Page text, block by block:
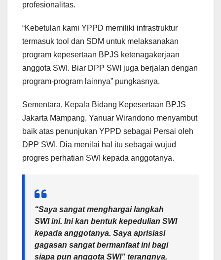
profesionalitas.
“Kebetulan kami YPPD memiliki infrastruktur
termasuk tool dan SDM untuk melaksanakan
program kepesertaan BPJS ketenagakerjaan
anggota SWI. Biar DPP SWI juga berjalan dengan
program-program lainnya” pungkasnya.
Sementara, Kepala Bidang Kepesertaan BPJS
Jakarta Mampang, Yanuar Wirandono menyambut
baik atas penunjukan YPPD sebagai Persai oleh
DPP SWI. Dia menilai hal itu sebagai wujud
progres perhatian SWI kepada anggotanya.
“Saya sangat menghargai langkah
SWI ini. Ini kan bentuk kepedulian SWI
kepada anggotanya. Saya aprisiasi
gagasan sangat bermanfaat ini bagi
siapa pun anggota SWI” terangnya.